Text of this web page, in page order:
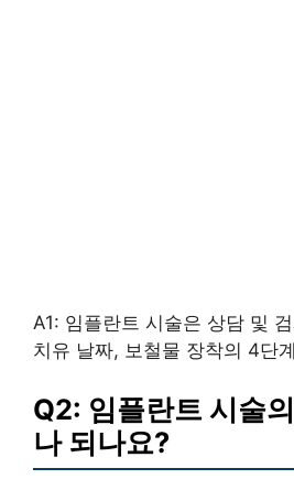
A1: 임플란트 시술은 상담 및
치유 날짜, 보철물 장착의 4단
Q2: 임플란트 시술
나 되나요?